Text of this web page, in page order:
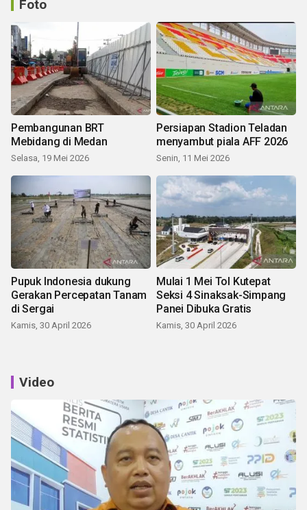
Foto
Pembangunan BRT
Mebidang di Medan
Selasa, 19 Mei 2026
Persiapan Stadion Teladan
menyambut piala AFF 2026
Senin, 11 Mei 2026
Pupuk Indonesia dukung
Gerakan Percepatan Tanam
di Sergai
Kamis, 30 April 2026
Mulai 1 Mei Tol Kutepat
Seksi 4 Sinaksak-Simpang
Panei Dibuka Gratis
Kamis, 30 April 2026
Video